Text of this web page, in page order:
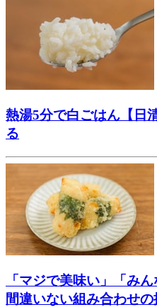
熱湯5分で白ごはん【日
る
「マジで美味い」「み
間違いない組み合わせ